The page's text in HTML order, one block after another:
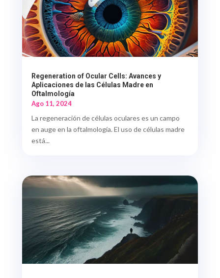
Regeneration of Ocular Cells: Avances y
Aplicaciones de las Células Madre en
Oftalmología
Ago 11, 2024
La regeneración de células oculares es un campo
en auge en la oftalmología. El uso de células madre
está...